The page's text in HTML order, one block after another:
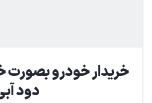
خریدار خودرو
دود